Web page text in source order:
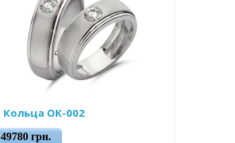
Кольца ОК-002
49780 грн.